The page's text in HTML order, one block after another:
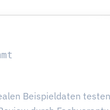
Beispieldaten